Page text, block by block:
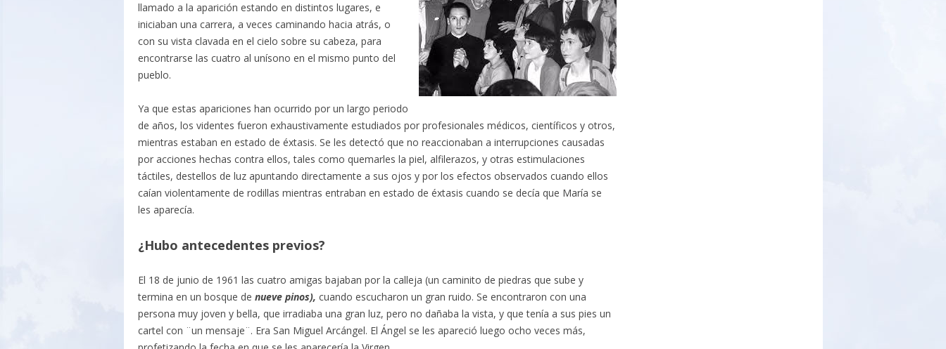
llamado a la aparición estando en distintos lugares, e
iniciaban una carrera, a veces caminando hacia atrás, o
con su vista clavada en el cielo sobre su cabeza, para
encontrarse las cuatro al unísono en el mismo punto del
pueblo.
Ya que estas apariciones han ocurrido por un largo periodo
de años, los videntes fueron exhaustivamente estudiados por profesionales médicos, científicos y otros,
mientras estaban en estado de éxtasis. Se les detectó que no reaccionaban a interrupciones causadas
por acciones hechas contra ellos, tales como quemarles la piel, alfilerazos, y otras estimulaciones
táctiles, destellos de luz apuntando directamente a sus ojos y por los efectos observados cuando ellos
caían violentamente de rodillas mientras entraban en estado de éxtasis cuando se decía que María se
les aparecía.
¿Hubo antecedentes previos?
El 18 de junio de 1961 las cuatro amigas bajaban por la calleja (un caminito de piedras que sube y
termina en un bosque de nueve pinos), cuando escucharon un gran ruido. Se encontraron con una
persona muy joven y bella, que irradiaba una gran luz, pero no dañaba la vista, y que tenía a sus pies un
cartel con ¨un mensaje¨. Era San Miguel Arcángel. El Ángel se les apareció luego ocho veces más,